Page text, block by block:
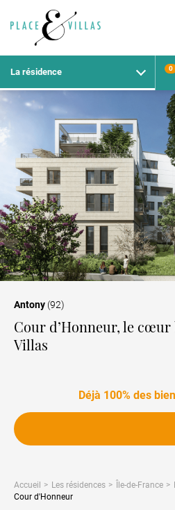
La résidence 0
Antony (92)
Cour d’Honneur, le
Villas
Déjà 100% des
Accueil Les résidences Île-de-France
Cour d'Honneur